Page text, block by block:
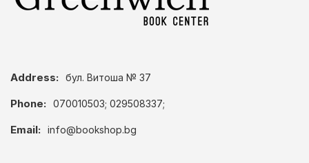
Address: бул. Витоша № 37
Phone: 070010503; 029508337;
Email: info@bookshop.bg